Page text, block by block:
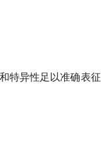
特异性足以准确表征